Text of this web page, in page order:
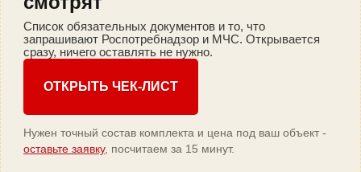
Список обязательных документов и то, что
запрашивают Роспотребнадзор и МЧС. Открывается
сразу, ничего оставлять не нужно.
ОТКРЫТЬ ЧЕК-ЛИСТ
Нужен точный состав комплекта и цена под ваш объект -
оставьте заявку, посчитаем за 15 минут.